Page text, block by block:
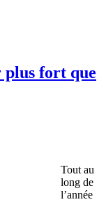
fort que
Tout au
long de
l’année